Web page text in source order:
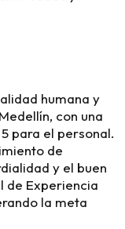
humana y
con una
para el personal.
de
y el buen
de Experiencia
la meta